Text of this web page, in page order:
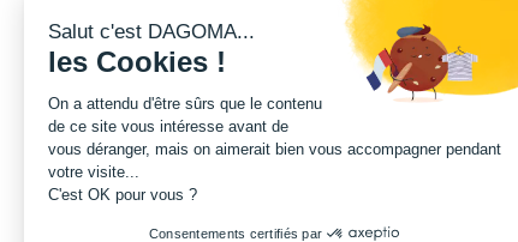
Salut c'est DAGOMA...
les Cookies !
On a attendu d'être sûrs que le contenu
de ce site vous intéresse avant de
vous déranger, mais on aimerait bien vous accompagner pendant
votre visite...
C'est OK pour vous ?
Consentements certifiés par